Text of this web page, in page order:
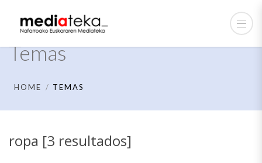
Temas
HOME TEMAS
ropa [3 resultados]